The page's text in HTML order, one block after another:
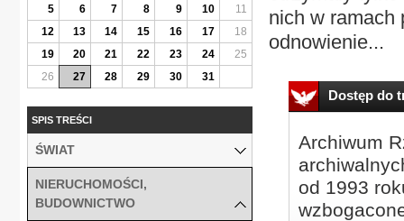
nich w ramach
odnowienie...
Dostęp do
Archiwum
od 1993
5
6 7 8 9 10
11
12
13 14 15 16 17
18
19
20 21 22 23 24
25
26
27 28 29 30 31
SPIS TREŚCI
ŚWIAT
NIERUCHOMOŚCI,
BUDOWNICTWO